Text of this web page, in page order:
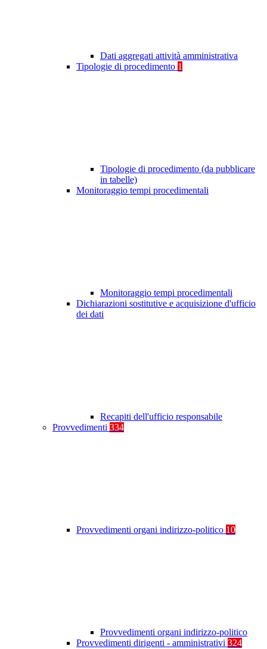
Dati aggregati attività amministrativa
Tipologie di procedimento 1
Tipologie di procedimento (da pubblicare
in tabelle)
Monitoraggio tempi procedimentali
Monitoraggio tempi procedimentali
Dichiarazioni sostitutive e acquisizione d'ufficio
dei dati
Recapiti dell'ufficio responsabile
Provvedimenti 334
Provvedimenti organi indirizzo-politico 10
Provvedimenti organi indirizzo-politico
Provvedimenti dirigenti - amministrativi 324